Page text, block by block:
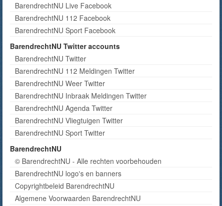
BarendrechtNU Live Facebook
BarendrechtNU 112 Facebook
BarendrechtNU Sport Facebook
BarendrechtNU Twitter accounts
BarendrechtNU Twitter
BarendrechtNU 112 Meldingen Twitter
BarendrechtNU Weer Twitter
BarendrechtNU Inbraak Meldingen Twitter
BarendrechtNU Agenda Twitter
BarendrechtNU Vliegtuigen Twitter
BarendrechtNU Sport Twitter
BarendrechtNU
© BarendrechtNU - Alle rechten voorbehouden
BarendrechtNU logo's en banners
Copyrightbeleid BarendrechtNU
Algemene Voorwaarden BarendrechtNU